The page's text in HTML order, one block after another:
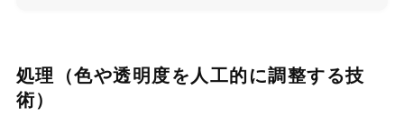
処理（色や透明度を人工的に調整する技
術）